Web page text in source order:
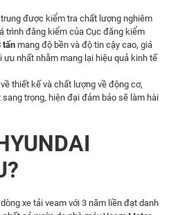
được kiểm tra chất lượng nghiêm
trình đăng kiểm của Cục đăng kiểm
tấn mang độ bền và độ tin cậy cao, giá
nhất nhằm mang lại hiệu quả kinh tế
thiết kế và chất lượng về động cơ,
trọng, hiện đại đảm bảo sẽ làm hài
xe tải veam với 3 năm liền đạt danh